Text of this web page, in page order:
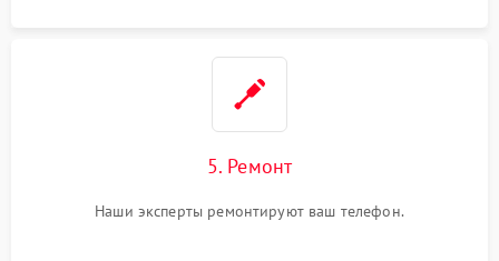
5. Ремонт
Наши эксперты ремонтируют ваш телефон.